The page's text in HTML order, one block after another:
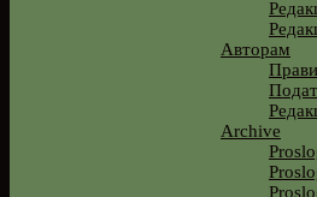
Авторам
Archive